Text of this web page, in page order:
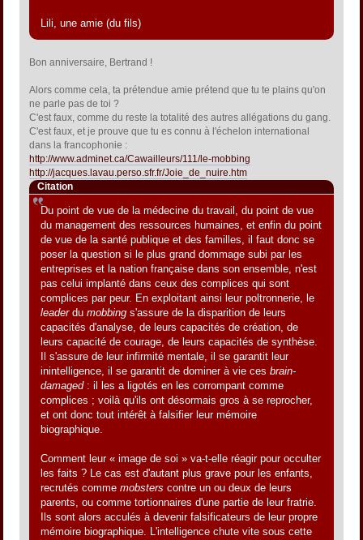
Lili, une amie (du fils)
Bon anniversaire, Bertrand !
Alors comme cela, ta prétendue amie prétend que tu te plains qu'on
ne parle pas de toi ?
C'est faux, comme du reste la totalité des autres allégations du gang.
C'est faux, et je prouve que tu es connu à l'échelon international
dans la francophonie :
http://www.adminet.ca/Cawailleurs/111/le-mobbing
http://jacques.lavau.perso.sfr.fr/Joie_de_nuire.htm
Citation
Du point de vue de la médecine du travail, du point de vue
du management des ressources humaines, et enfin du point
de vue de la santé publique et des familles, il faut donc se
poser la question si le plus grand dommage subi par les
entreprises et la nation française dans son ensemble, n'est
pas celui implanté dans ceux des complices qui sont
complices par peur. En exploitant ainsi leur poltronnerie, le
leaderdu mobbing s'assure de la disparition de leurs
capacités d'analyse, de leurs capacités de création, de
leurs capacité de courage, de leurs capacités de synthèse.
Il s'assure de leur infirmité mentale, il se garantit leur
inintelligence, il se garantit de dominer à vie cesbrain-
damaged: il les a ligotés en les corrompant comme
complices ; voilà qu'ils ont désormais gros à se reprocher,
et ont donc tout intérêt à falsifier leur mémoire
biographique.
Comment leur « image de soi » va-t-elle réagir pour occulter
les faits ? Le cas est d'autant plus grave pour les enfants,
recrutés commemobsters contre un ou deux de leurs
parents, ou comme tortionnaires d'une partie de leur fratrie.
Ils sont alors acculés à devenir falsificateurs de leur propre
mémoire biographique. L'intelligence chute vite sous cette